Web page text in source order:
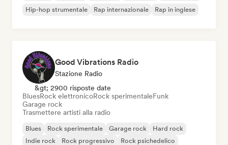
Hip-hop strumentale
Rap internazionale Rap in inglese
Good Vibrations Radio
Stazione Radio
&gt; 2900 risposte date
BluesRock elettronicoRock sperimentaleFunk
Garage rock
Trasmettere artisti alla radio
Blues Rock sperimentale Garage rock
Hard rock
Indie rock
Rock progressivo
Rock psichedelico